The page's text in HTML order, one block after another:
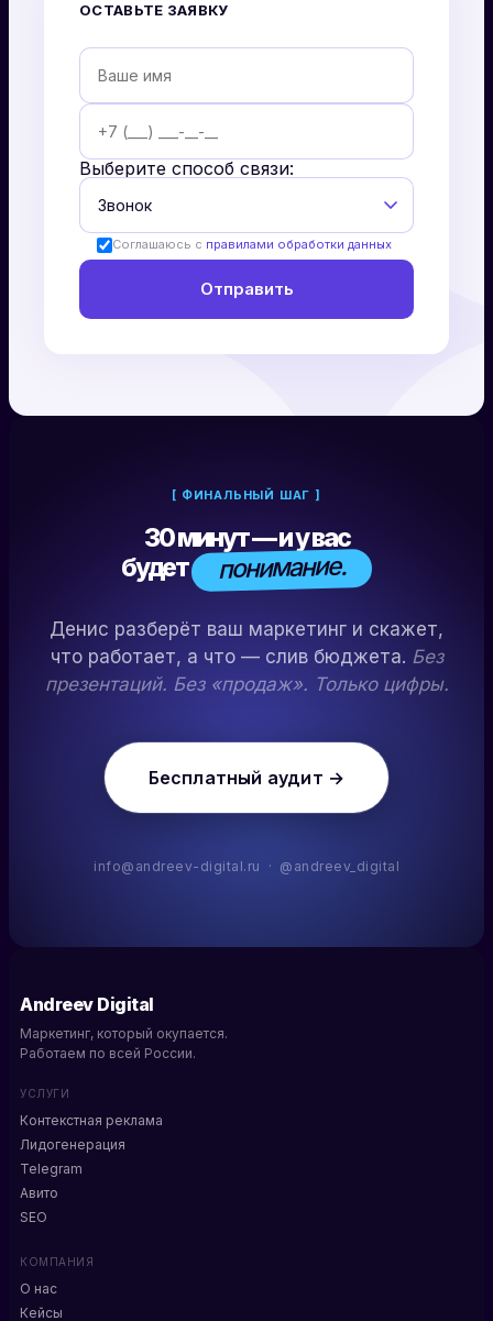
ОСТАВЬТЕ ЗАЯВКУ
Выберите способ связи:
Соглашаюсь с правилами обработки данных
[ ФИНАЛЬНЫЙ ШАГ ]
30 минут — и у вас
будет
понимание.
Денис разберёт ваш маркетинг и скажет,
что работает, а что — слив бюджета. Без
презентаций. Без «продаж». Только цифры.
Бесплатный аудит →
info@andreev-digital.ru · @andreev_digital
Andreev Digital
Маркетинг, который окупается.
Работаем по всей России.
УСЛУГИ
Контекстная реклама
Лидогенерация
Telegram
Авито
SEO
КОМПАНИЯ
О нас
Кейсы